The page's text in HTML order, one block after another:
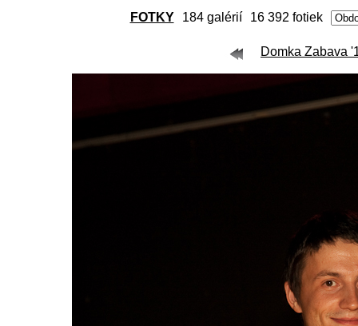
FOTKY 184 galérií 16 392 fotiek
Domka Zabava